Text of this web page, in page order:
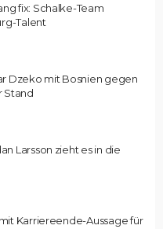
fix: Schalke-Team
Talent
Dzeko mit Bosnien gegen
Stand
Larsson zieht es in die
Karriereende-Aussage für